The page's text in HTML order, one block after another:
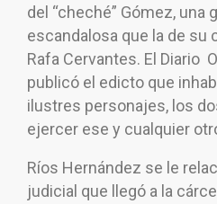
del “cheché” Gómez, una
escandalosa que la de su
Rafa Cervantes. El Diario
publicó el edicto que
ilustres personajes, los
ejercer ese y cualquier
Ríos Hernández se le
judicial que llegó a la